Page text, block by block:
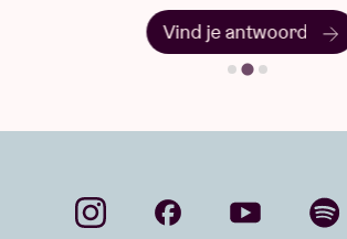
Vind je antwoord